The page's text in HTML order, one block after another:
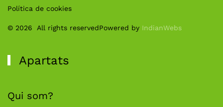
Política de cookies
© 2026 All rights reservedPowered by IndianWebs
Apartats
Qui som?